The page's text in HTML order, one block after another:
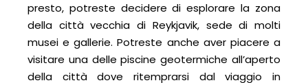
presto, potreste decidere di esplorare la zona
della città vecchia di Reykjavik, sede di molti
musei e gallerie. Potreste anche aver piacere a
visitare una delle piscine geotermiche all’aperto
della città dove ritemprarsi dal viaggio in